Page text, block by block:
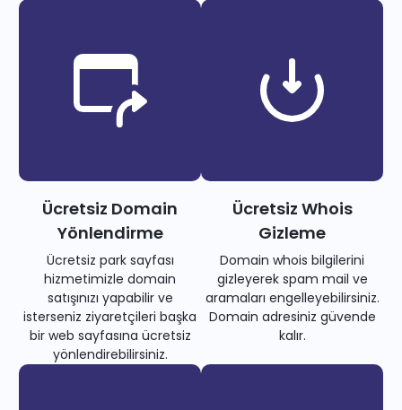
Ücretsiz Domain
Yönlendirme
Ücretsiz park sayfası
hizmetimizle domain
satışınızı yapabilir ve
isterseniz ziyaretçileri başka
bir web sayfasına ücretsiz
yönlendirebilirsiniz.
Ücretsiz Whois
Gizleme
Domain whois bilgilerini
gizleyerek spam mail ve
aramaları engelleyebilirsiniz.
Domain adresiniz güvende
kalır.